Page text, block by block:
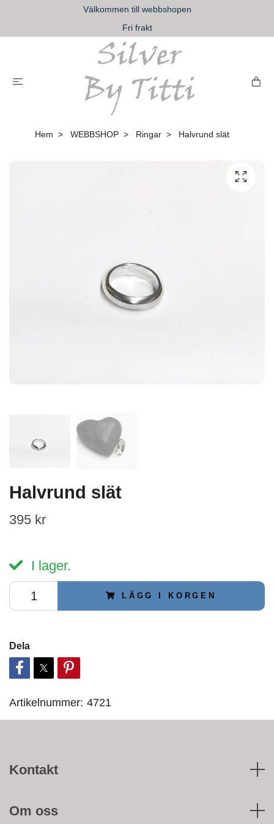
Välkommen till webbshopen
Fri frakt
Hem WEBBSHOP Ringar Halvrund slät
Halvrund slät
395 kr
I lager.
LÄGG I KORGEN
Dela
Artikelnummer: 4721
Kontakt
Om oss